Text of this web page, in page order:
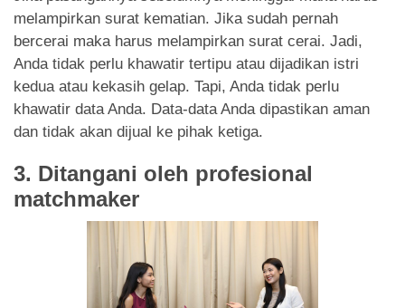
melampirkan surat kematian. Jika sudah pernah
bercerai maka harus melampirkan surat cerai. Jadi,
Anda tidak perlu khawatir tertipu atau dijadikan istri
kedua atau kekasih gelap. Tapi, Anda tidak perlu
khawatir data Anda. Data-data Anda dipastikan aman
dan tidak akan dijual ke pihak ketiga.
3. Ditangani oleh profesional
matchmaker